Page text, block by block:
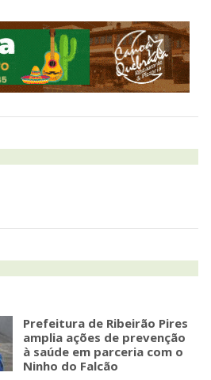
Prefeitura de Ribeirão Pires
amplia ações de prevenção
à saúde em parceria com o
Ninho do Falcão